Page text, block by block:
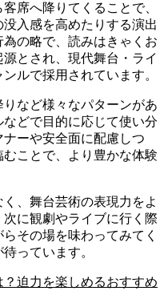
席へ降りてくることで、
入感を高めたりする演出
の略で、読みはきゃくお
とされ、現代舞台・ライ
ルで採用されています。
など様々なパターンがあ
どで目的に応じて使い分
ーや安全面に配慮しつ
ことで、より豊かな体験
、舞台芸術の表現力をよ
に観劇やライブに行く際
その場を味わってみてく
っています。
迫力を楽しめるおすすめ